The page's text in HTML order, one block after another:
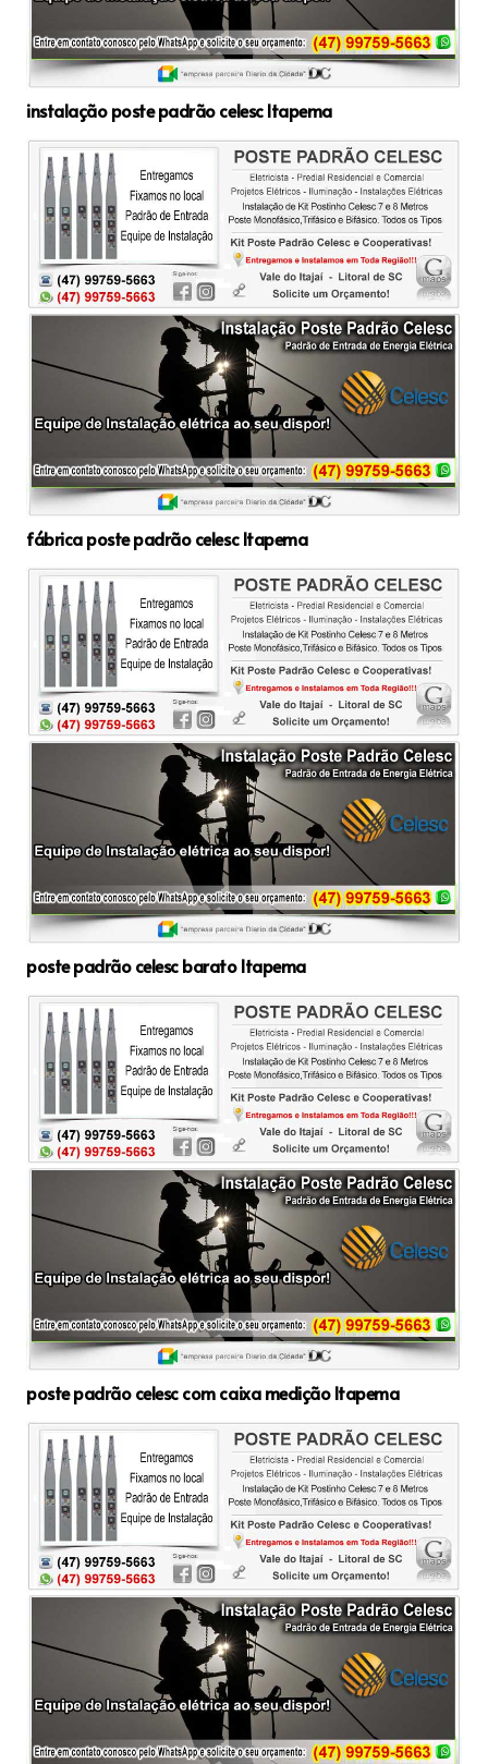
instalação poste padrão celesc Itapema
fábrica poste padrão celesc Itapema
poste padrão celesc barato Itapema
poste padrão celesc com caixa medição Itapema